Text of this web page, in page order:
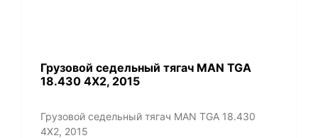
​Грузовой седельный тягач MAN TGA
18.430 4X2, 2015
​Грузовой седельный тягач MAN TGA 18.430
4X2, 2015